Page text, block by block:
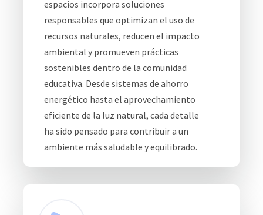
espacios incorpora soluciones
responsables que optimizan el uso de
recursos naturales, reducen el impacto
ambiental y promueven prácticas
sostenibles dentro de la comunidad
educativa. Desde sistemas de ahorro
energético hasta el aprovechamiento
eficiente de la luz natural, cada detalle
ha sido pensado para contribuir a un
ambiente más saludable y equilibrado.